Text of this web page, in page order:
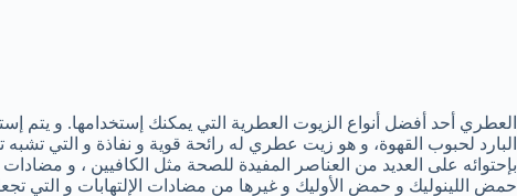
العطري أحد أفضل أنواع الزيوت العطرية التي يمكنك إستخدامها. و
البارد لحبوب القهوة، و هو زيت عطري له رائحة قوية و نفاذة و التي تشبه
بإحتوائه على العديد من العناصر المفيدة للصحة مثل الكافيين ، و
حمض اللينوليك و حمض الأوليك و غيرها من مضادات الإلتهابات و التي